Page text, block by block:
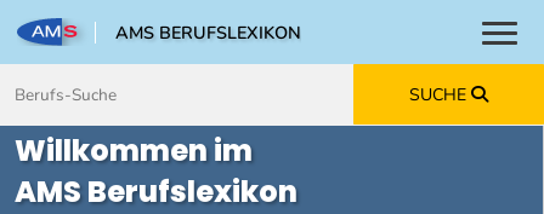
AMS BERUFSLEXIKON
SUCHE
Willkommen im
AMS Berufslexikon